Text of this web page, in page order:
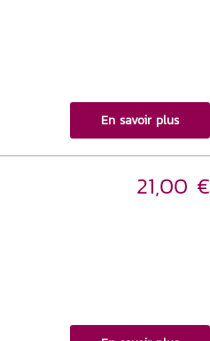
En savoir plus
21,00 €